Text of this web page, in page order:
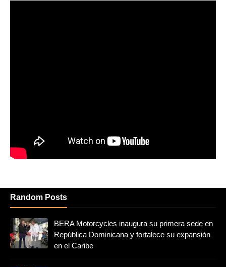
Random Posts
BERA Motorcycles inaugura su primera sede en
República Dominicana y fortalece su expansión
en el Caribe